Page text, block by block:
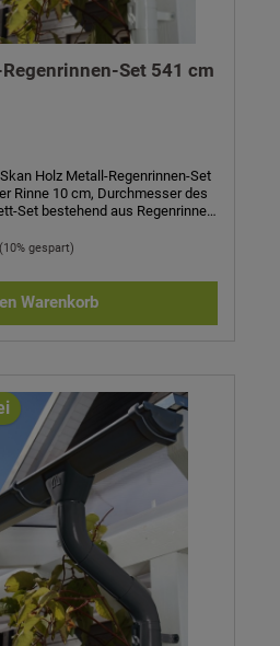
Set 541 cm
Holz Metall-Regenrinnen-Set
Rinne 10 cm, Durchmesser des
Set bestehend aus Regenrinne,
Silikonkartusche zum
Verkleben der
durch mitgeliefertes
inkl. Regenrinne,
Verbindungselementen,
Silikonkartusche zum
(10% gespart)
Warenkorb